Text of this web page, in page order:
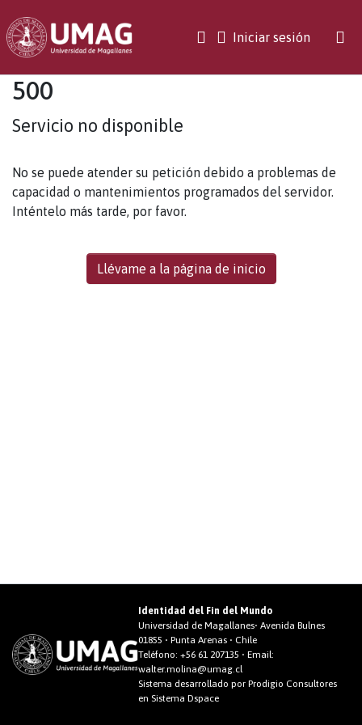
Iniciar sesión(current)
500
Servicio no disponible
No se puede atender su petición debido a problemas de
capacidad o mantenimientos programados del servidor.
Inténtelo más tarde, por favor.
Llévame a la página de inicio
Identidad del Fin del Mundo
Universidad de Magallanes• Avenida Bulnes
01855 • Punta Arenas • Chile
Teléfono:+56 61 207135 • Email:
walter.molina@umag.cl
Sistema desarrollado por Prodigio Consultores
en Sistema Dspace